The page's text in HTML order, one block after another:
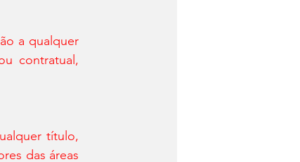
a qualquer
contratual,
título,
das áreas